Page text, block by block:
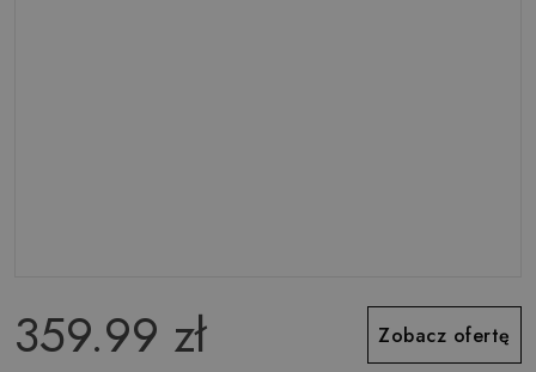
359.99 zł Zobacz ofertę